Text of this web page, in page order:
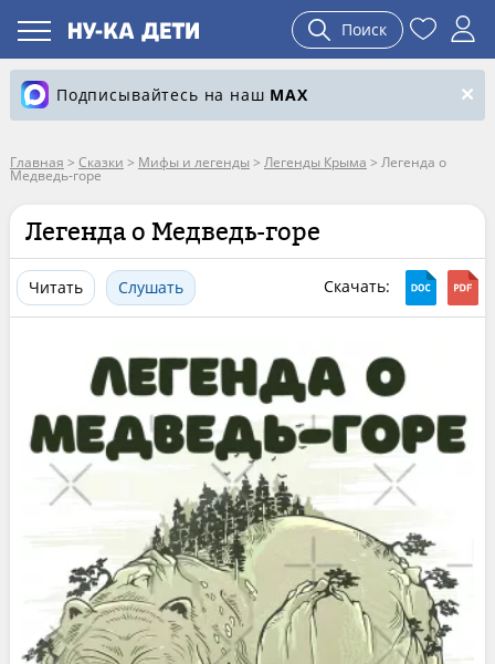
Поиск
Подписывайтесь на наш MAX
Главная > Сказки > Мифы и легенды > Легенды Крыма > Легенда о
Медведь-горе
Легенда о Медведь-горе
Читать Слушать Скачать: